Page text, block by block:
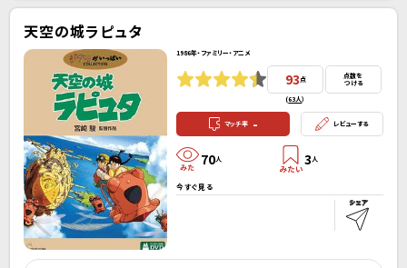
天空の城ラピュタ
1986年・ファミリー・アニメ
93点
(63人）
点数を
つける
マッチ率 - レビューする
70人 3人
今すぐ見る